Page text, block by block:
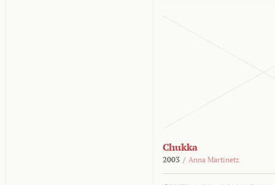
Chukka
2003 / Anna Martinetz